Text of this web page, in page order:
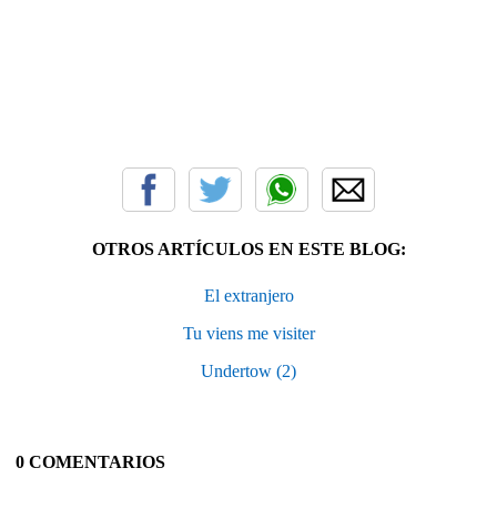
OTROS ARTÍCULOS EN ESTE BLOG:
El extranjero
Tu viens me visiter
Undertow (2)
0 COMENTARIOS